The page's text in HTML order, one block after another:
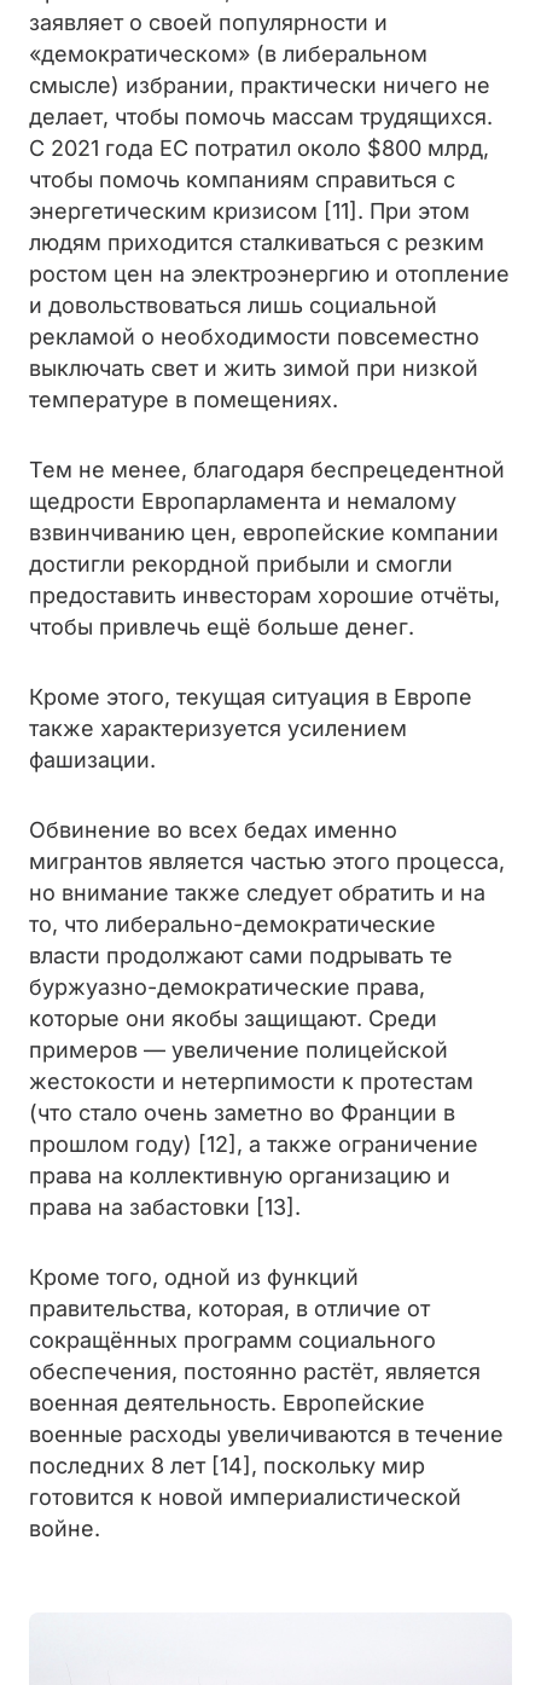
заявляет о своей популярности и
«демократическом» (в либеральном
смысле) избрании, практически ничего не
делает, чтобы помочь массам трудящихся.
С 2021 года ЕС потратил около $800 млрд,
чтобы помочь компаниям справиться с
энергетическим кризисом [11]. При этом
людям приходится сталкиваться с резким
ростом цен на электроэнергию и отопление
и довольствоваться лишь социальной
рекламой о необходимости повсеместно
выключать свет и жить зимой при низкой
температуре в помещениях.
Тем не менее, благодаря беспрецедентной
щедрости Европарламента и немалому
взвинчиванию цен, европейские компании
достигли рекордной прибыли и смогли
предоставить инвесторам хорошие отчёты,
чтобы привлечь ещё больше денег.
Кроме этого, текущая ситуация в Европе
также характеризуется усилением
фашизации.
Обвинение во всех бедах именно
мигрантов является частью этого процесса,
но внимание также следует обратить и на
то, что либерально-демократические
власти продолжают сами подрывать те
буржуазно-демократические права,
которые они якобы защищают. Среди
примеров — увеличение полицейской
жестокости и нетерпимости к протестам
(что стало очень заметно во Франции в
прошлом году) [12], а также ограничение
права на коллективную организацию и
права на забастовки [13].
Кроме того, одной из функций
правительства, которая, в отличие от
сокращённых программ социального
обеспечения, постоянно растёт, является
военная деятельность. Европейские
военные расходы увеличиваются в течение
последних 8 лет [14], поскольку мир
готовится к новой империалистической
войне.